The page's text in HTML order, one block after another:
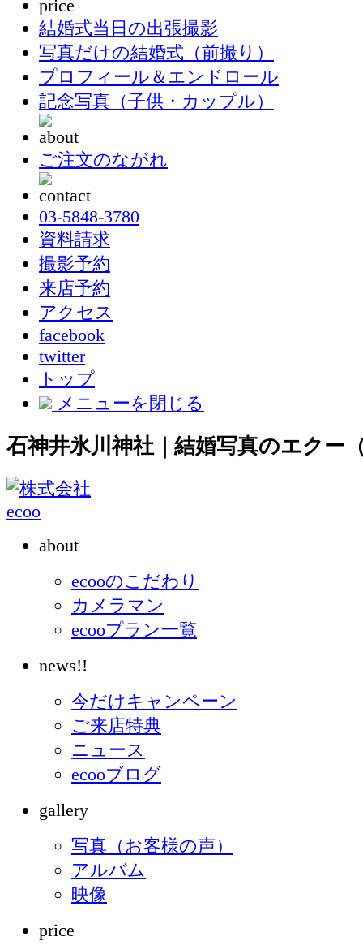
結婚式当日の出張撮影
写真だけの結婚式（前撮り）
プロフィール＆エンドロール
記念写真（子供・カップル）
ご注文のながれ
03-5848-3780
資料請求
撮影予約
来店予約
アクセス
facebook
twitter
トップ
メニューを閉じる
石神井氷川神社｜結婚写真のエクー
about
ecooのこだわり
カメラマン
ecooプラン一覧
news!!
今だけキャンペーン
ご来店特典
ニュース
ecooブログ
gallery
写真（お客様の声）
アルバム
映像
price